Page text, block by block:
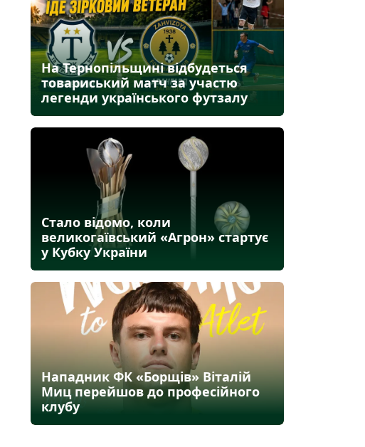
На Тернопільщині відбудеться
товариський матч за участю
легенди українського футзалу
Стало відомо, коли
великогаївський «Агрон» стартує
у Кубку України
Нападник ФК «Борщів» Віталій
Миц перейшов до професійного
клубу